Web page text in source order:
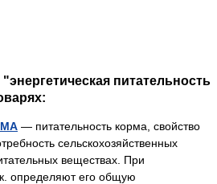
питательность
— питательность корма, свойство
сельскохозяйственных
веществах. При
определяют его общую